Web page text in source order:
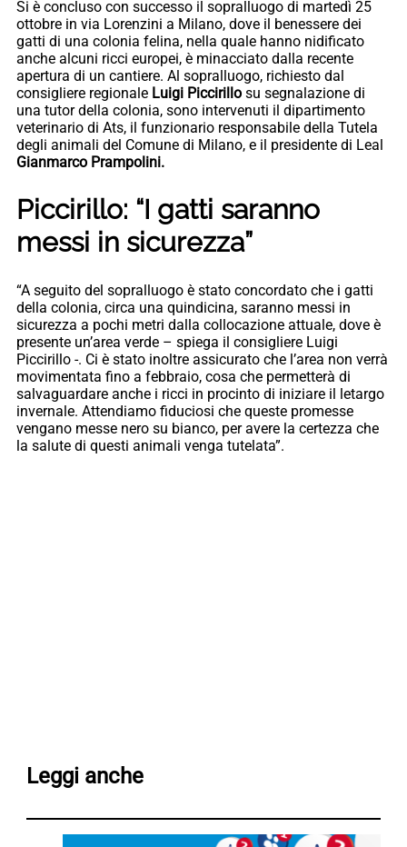
Si è concluso con successo il sopralluogo di martedì 25
ottobre in via Lorenzini a Milano, dove il benessere dei
gatti di una colonia felina, nella quale hanno nidificato
anche alcuni ricci europei, è minacciato dalla recente
apertura di un cantiere. Al sopralluogo, richiesto dal
consigliere regionale Luigi Piccirillo su segnalazione di
una tutor della colonia, sono intervenuti il dipartimento
veterinario di Ats, il funzionario responsabile della Tutela
degli animali del Comune di Milano, e il presidente di Leal
Gianmarco Prampolini.
Piccirillo: “I gatti saranno
messi in sicurezza”
“A seguito del sopralluogo è stato concordato che i gatti
della colonia, circa una quindicina, saranno messi in
sicurezza a pochi metri dalla collocazione attuale, dove è
presente un’area verde – spiega il consigliere Luigi
Piccirillo -. Ci è stato inoltre assicurato che l’area non verrà
movimentata fino a febbraio, cosa che permetterà di
salvaguardare anche i ricci in procinto di iniziare il letargo
invernale. Attendiamo fiduciosi che queste promesse
vengano messe nero su bianco, per avere la certezza che
la salute di questi animali venga tutelata”.
Leggi anche